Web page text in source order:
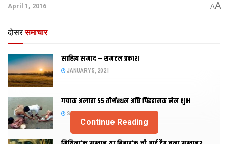
April 1, 2016 AA
दोसर समाचार
साहित्य समाद – समटल प्रकाश
JANUARY 5, 2021
गयाक अलावा 55 तीर्थस्थल अछि पिंडदानक लेल शुभ
SEPTEMBER 2, 2020
Continue Reading